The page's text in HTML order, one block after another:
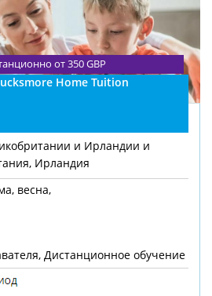
Home Tuition
от 350 GBP
и Ирландии и
Ирландия
, весна,
Дистанционное обучение